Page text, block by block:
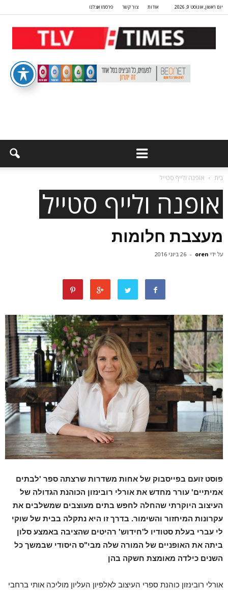
יום ראשון, אוגוסט 9, 2026 אודות צור קשר פרסמו אצלנו
בית אופנה ולייף סטייל
אופנה ולייף סטייל
מעצבת חלומות
על ידי oren
- 26 ביוני 2016
פוסט זועם בפייסבוק של אחות משדרות שרצתה ספר 'לבתים
אמיתיים' עורר מחדש את אורלי רובינזון הכוהנת הגדולה של
העיצוב היוקרתי שהחלה לחפש בתים מעוצבים שמשלבים את
עקרונות המיחזור והשימור. בדרך זו היא נתקלה בבית של שוקי
לי עברי בעלת סטודיו ל'חידוש' רהיטים שהציבה באמצע סלון
ביתה את האופניים של המורה שלה מבי"ס היסודי שבמשך כל
השנים כילדה מאומצת חשקה בהן
אורלי רובינזון כוהנת ספרי העיצוב לאלפיון העליון מוליכה אותי ברחבי